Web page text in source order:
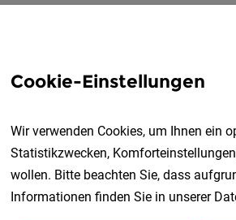
Zumtobel Group
Application
Rhomberg Sersa
Cookie-Einstellungen
Wir verwenden Cookies, um Ihnen ein
Statistikzwecken,
wollen. Bitte beachten Sie, dass
Informationen finden Sie in unserer